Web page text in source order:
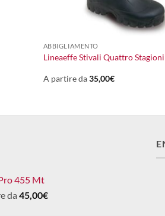
ABBIGLIAMENTO
Lineaeffe Stivali Quattro Stagioni
A partire da35,00€
455 Mt
da 45,00€